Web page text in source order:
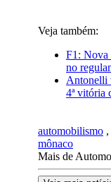
Veja também:
F1: Nova
no
Antonelli
4ª vitória
automobilismo ,
mônaco
Mais de